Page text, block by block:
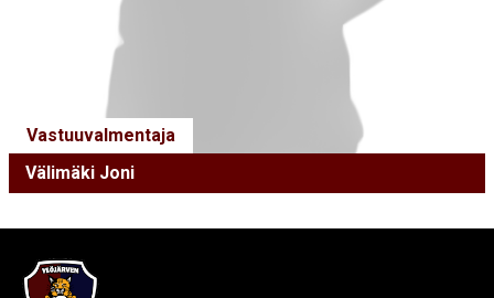
Vastuuvalmentaja
Välimäki Joni